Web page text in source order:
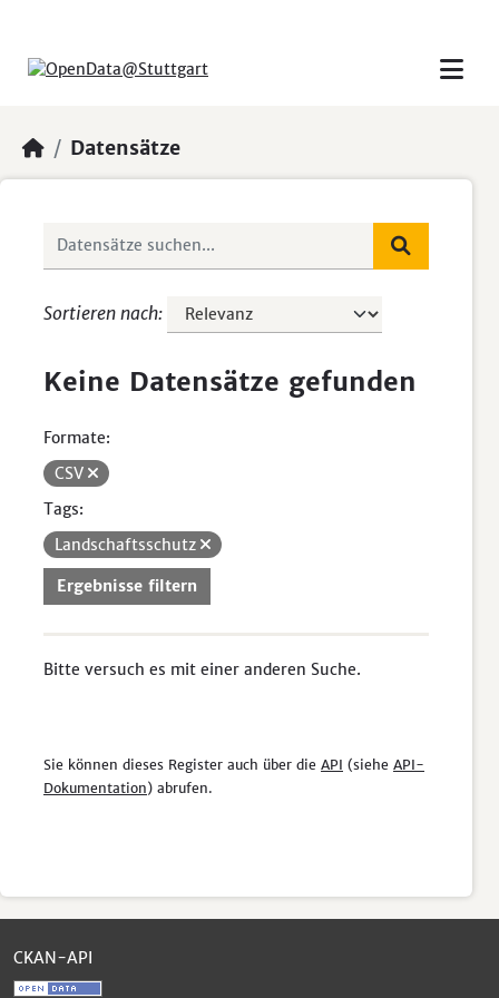
Datensätze
Sortieren nach
Keine Datensätze gefunden
Formate:
CSV
Tags:
Landschaftsschutz
Ergebnisse filtern
Bitte versuch es mit einer anderen Suche.
Sie können dieses Register auch über die API (siehe API-
Dokumentation) abrufen.
CKAN-API